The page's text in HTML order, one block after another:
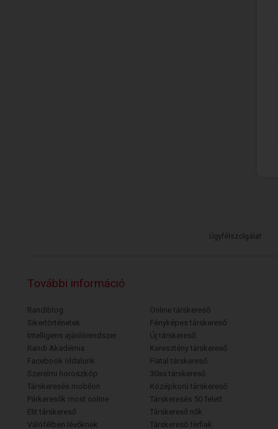
Ügyfélszolgálat
További információ
Randiblog
Sikertörténetek
Intelligens ajánlórendszer
Randi Akadémia
Facebook oldalunk
Szerelmi horoszkóp
Társkeresés mobilon
Párkeresők most online
Elit társkereső
Válófélben lévőknek
Online társkereső
Fényképes társkereső
Új társkereső
Keresztény társkereső
Fiatal társkereső
30as társkereső
Középkorú társkereső
Társkeresés 50 felett
Társkereső nők
Társkereső férfiak